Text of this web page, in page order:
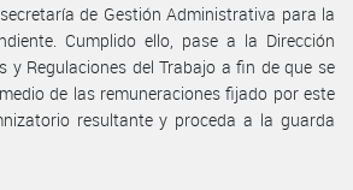
de Gestión Administrativa para la
Cumplido ello, pase a la Dirección
y Regulaciones del Trabajo a fin de que se
de las remuneraciones fijado por este
resultante y proceda a la guarda